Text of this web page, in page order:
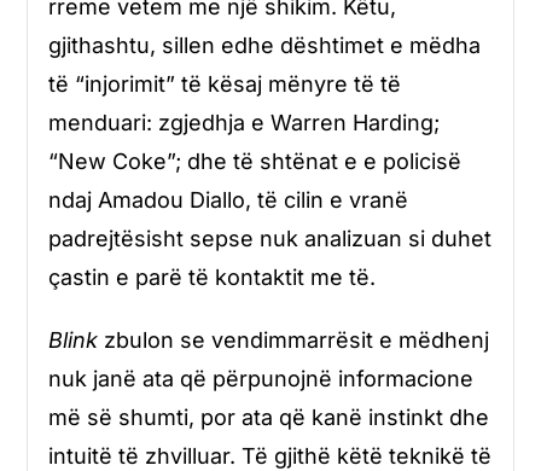
rreme vetem me një shikim. Këtu,
gjithashtu, sillen edhe dështimet e mëdha
të “injorimit” të kësaj mënyre të të
menduari: zgjedhja e Warren Harding;
“New Coke”; dhe të shtënat e e policisë
ndaj Amadou Diallo, të cilin e vranë
padrejtësisht sepse nuk analizuan si duhet
çastin e parë të kontaktit me të.
Blink zbulon se vendimmarrësit e mëdhenj
nuk janë ata që përpunojnë informacione
më së shumti, por ata që kanë instinkt dhe
intuitë të zhvilluar. Të gjithë këtë teknikë të